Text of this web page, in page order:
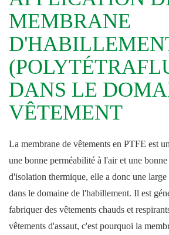
MEMBRANE
DANS LE
VÊTEMENT
La membrane de vêtements en PTFE est
une bonne perméabilité à l'air et une
d'isolation thermique, elle a donc une
dans le domaine de l'habillement. Il est
fabriquer des vêtements chauds et
vêtements d'assaut, c'est pourquoi la